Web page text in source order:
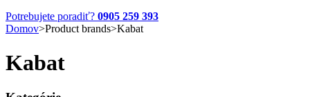
Potrebujete poradiť? 0905 259 393
Domov>Product brands>Kabat
Kabat